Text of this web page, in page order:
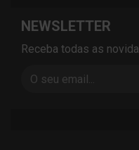
NEWSLETTER
Receba todas as